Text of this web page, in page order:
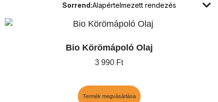
Sorrend
Bio Körömápoló Olaj
3 990 Ft
Termék megvásárlása